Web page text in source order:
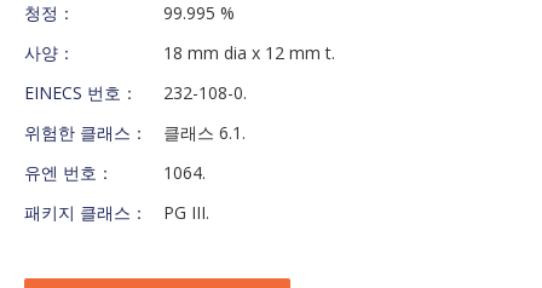
청정：
99.995 %
사양：
18 mm dia x 12 mm t.
EINECS 번호：
232-108-0.
위험한 클래스：
클래스 6.1.
유엔 번호：
1064.
패키지 클래스：
PG III.